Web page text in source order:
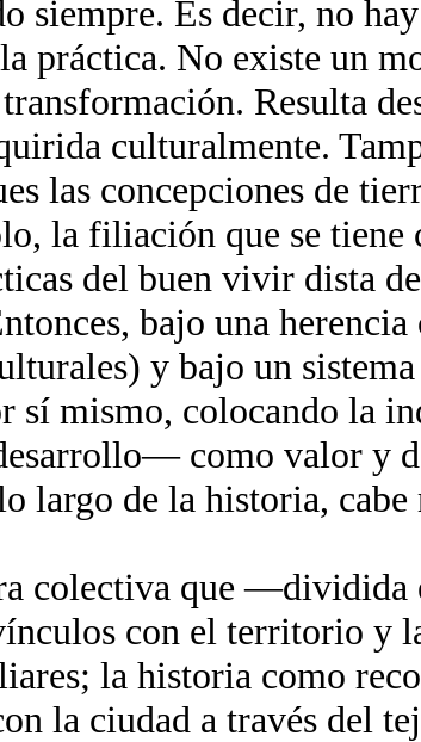
siempre. Es decir, no
práctica. No existe un
Resulta
culturalmente.
las concepciones de
la filiación que se tiene
del buen vivir dista
bajo una
y bajo un
sí mismo, colocando la
como valor y
largo de la historia, cabe
colectiva que
con el territorio y
la historia como
la ciudad a través del